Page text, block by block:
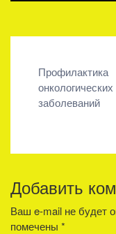
по
Профилактика
онкологических
заболеваний
Добавить
Ваш e-mail не будет
помечены *